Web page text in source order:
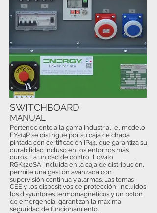
Perteneciente a la gama Industrial, el modelo
EY-14P se distingue por su caja de chapa
pintada con certificación IP44, que garantiza su
durabilidad incluso en los entornos más
duros. La unidad de control Lovato
RGK420SA, incluida en la caja de distribución,
permite una gestión avanzada con
supervisión continua y alarmas. Las tomas
CEE y los dispositivos de protección, incluidos
los disyuntores termomagnéticos y un botón
de emergencia, garantizan la máxima
seguridad de funcionamiento.
SWITCHBOARD
MANUAL